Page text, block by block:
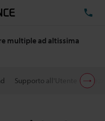
multiple ad altissima
Supporto all'Utente